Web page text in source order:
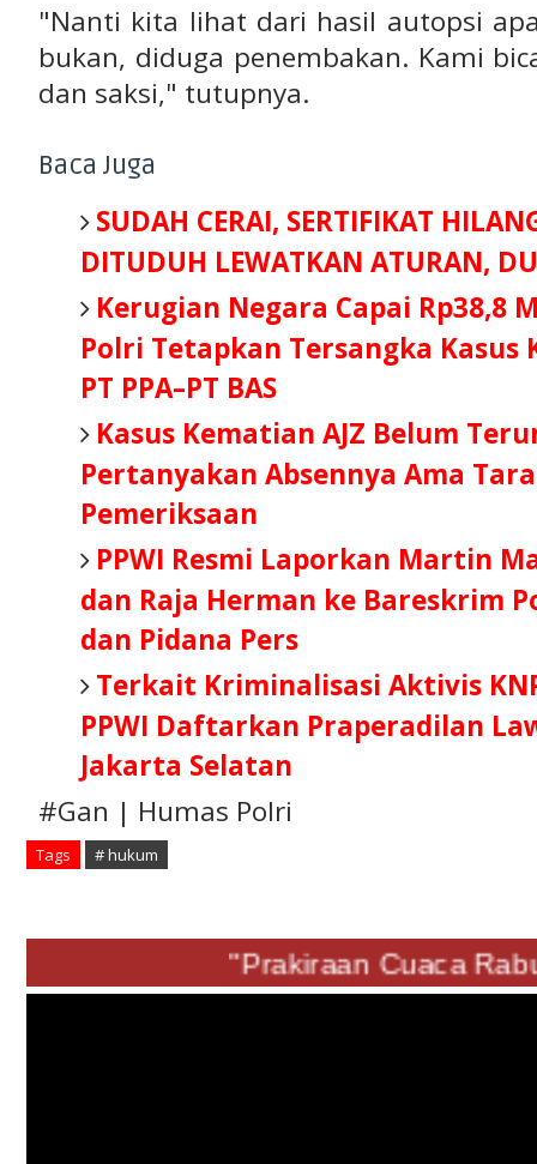
"Nanti kita lihat dari hasil autopsi
bukan, diduga penembakan. Kami
dan saksi," tutupnya.
Baca Juga
SUDAH CERAI, SERTIFIKAT
DITUDUH LEWATKAN ATURAN,
Kerugian Negara Capai
Polri Tetapkan Tersangka Kasus
PT PPA–PT BAS
Kasus Kematian AJZ Belum
Pertanyakan Absennya Ama
Pemeriksaan
PPWI Resmi Laporkan Martin
dan Raja Herman ke Bareskrim
dan Pidana Pers
Terkait Kriminalisasi Aktivis
PPWI Daftarkan Praperadilan
Jakarta Selatan
#Gan | Humas Polri
Tags # hukum
"Prakiraan Cuaca